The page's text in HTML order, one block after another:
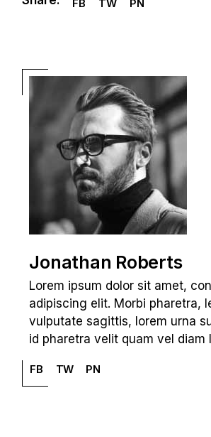
FB TW PN
Jonathan Roberts
Lorem ipsum dolor sit amet,
adipiscing elit. Morbi pharetra,
vulputate sagittis, lorem urna
id pharetra velit quam vel diam
FB TW PN